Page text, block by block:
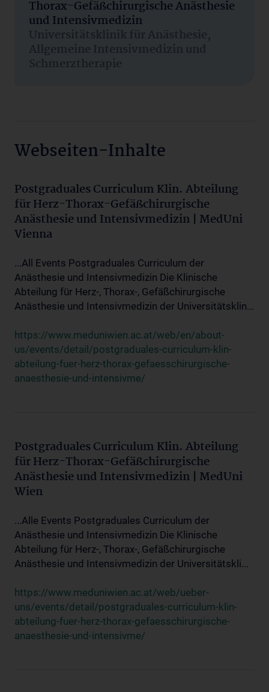
Thorax-Gefäßchirurgische Anästhesie
und Intensivmedizin
Universitätsklinik für Anästhesie,
Allgemeine Intensivmedizin und
Schmerztherapie
Webseiten-Inhalte
Postgraduales Curriculum Klin. Abteilung
für Herz-Thorax-Gefäßchirurgische
Anästhesie und Intensivmedizin | MedUni
Vienna
...All Events Postgraduales Curriculum der
Anästhesie und Intensivmedizin Die Klinische
Abteilung für Herz-, Thorax-, Gefäßchirurgische
Anästhesie und Intensivmedizin der Universitätsklin...
https://www.meduniwien.ac.at/web/en/about-
us/events/detail/postgraduales-curriculum-klin-
abteilung-fuer-herz-thorax-gefaesschirurgische-
anaesthesie-und-intensivme/
Postgraduales Curriculum Klin. Abteilung
für Herz-Thorax-Gefäßchirurgische
Anästhesie und Intensivmedizin | MedUni
Wien
...Alle Events Postgraduales Curriculum der
Anästhesie und Intensivmedizin Die Klinische
Abteilung für Herz-, Thorax-, Gefäßchirurgische
Anästhesie und Intensivmedizin der Universitätskli...
https://www.meduniwien.ac.at/web/ueber-
uns/events/detail/postgraduales-curriculum-klin-
abteilung-fuer-herz-thorax-gefaesschirurgische-
anaesthesie-und-intensivme/